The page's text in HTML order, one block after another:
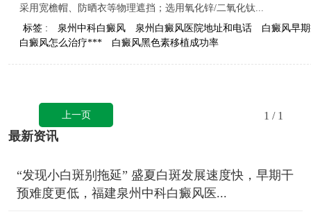
采用宽檐帽、防晒衣等物理遮挡；选用氧化锌/二氧化钛...
标签 :
泉州中科白癜风 泉州白癜风医院地址和电话
白癜风早
白癜风怎么治疗***
白癜风黑色素移植成功率
上一页 1 / 1
最新资讯
“发现小白斑别拖延” 盛夏白斑发展速度快，早期干
预难度更低，福建泉州中科白癜风医...